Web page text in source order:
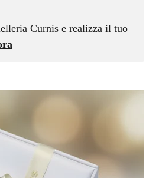
Curnis e realizza il tuo